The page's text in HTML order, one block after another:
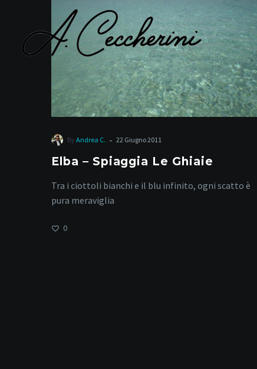
Ghiaie
By Andrea C. - 22 Giugno 2011
Elba – Spiaggia Le Ghiaie
Tra i ciottoli bianchi e il blu infinito, ogni scatto è
pura meraviglia
0